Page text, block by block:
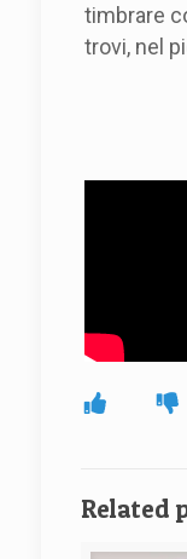
timbrare
trovi, nel
Related